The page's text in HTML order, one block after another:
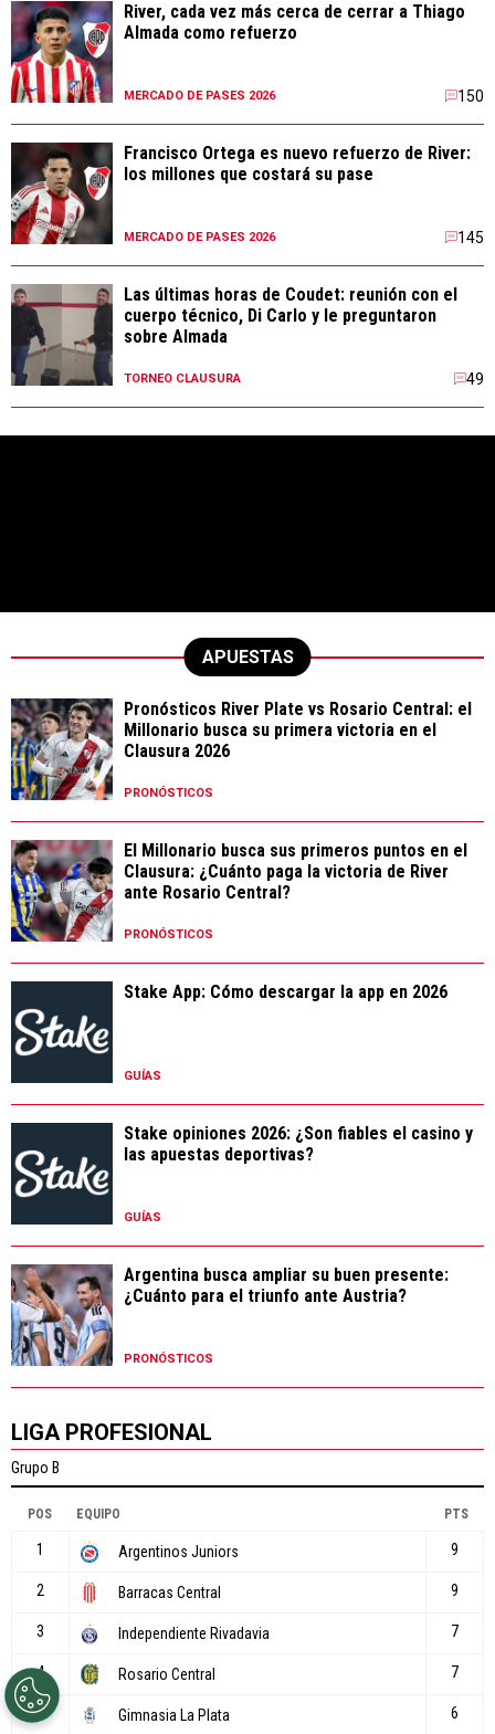
River, cada vez más cerca de cerrar a Thiago
Almada como refuerzo
MERCADO DE PASES 2026 150
Francisco Ortega es nuevo refuerzo de River:
los millones que costará su pase
MERCADO DE PASES 2026 145
Las últimas horas de Coudet: reunión con el
cuerpo técnico, Di Carlo y le preguntaron
sobre Almada
TORNEO CLAUSURA 49
APUESTAS
Pronósticos River Plate vs Rosario Central: el
Millonario busca su primera victoria en el
Clausura 2026
PRONÓSTICOS
El Millonario busca sus primeros puntos en el
Clausura: ¿Cuánto paga la victoria de River
ante Rosario Central?
PRONÓSTICOS
Stake App: Cómo descargar la app en 2026
GUÍAS
Stake opiniones 2026: ¿Son fiables el casino y
las apuestas deportivas?
GUÍAS
Argentina busca ampliar su buen presente:
¿Cuánto para el triunfo ante Austria?
PRONÓSTICOS
LIGA PROFESIONAL